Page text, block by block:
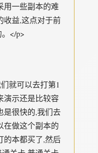
用一些副本的难
收益,这点对于前
</p>
就可以去打第1
演示还是比较容
是很快的,我们去
在做这个副本的
的本都买了,然后